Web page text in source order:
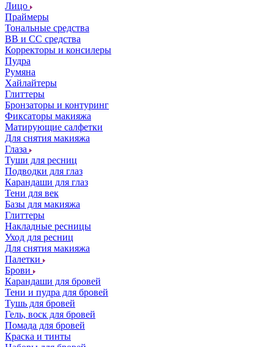
Лицо
Праймеры
Тональные средства
ВВ и СС средства
Корректоры и консилеры
Пудра
Румяна
Хайлайтеры
Глиттеры
Бронзаторы и контуринг
Фиксаторы макияжа
Матирующие салфетки
Для снятия макияжа
Глаза
Туши для ресниц
Подводки для глаз
Карандаши для глаз
Тени для век
Базы для макияжа
Глиттеры
Накладные ресницы
Уход для ресниц
Для снятия макияжа
Палетки
Брови
Карандаши для бровей
Тени и пудра для бровей
Тушь для бровей
Гель, воск для бровей
Помада для бровей
Краска и тинты